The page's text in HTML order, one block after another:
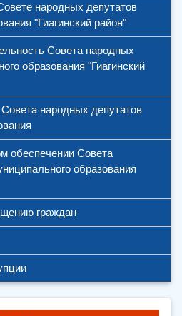
народных депутатов
"Гиагинский район"
Совета народных
образования "Гиагинский
народных депутатов
обеспечении Совета
образования
граждан